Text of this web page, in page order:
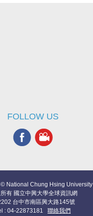
FOLLOW US
National Chung Hsing University
有 國立中興大學全球資訊網
台中市南區興大路145號
: 04-22873181 聯絡我們